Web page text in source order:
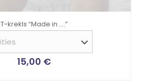
T-krekls “Made in ….”
15,00 €